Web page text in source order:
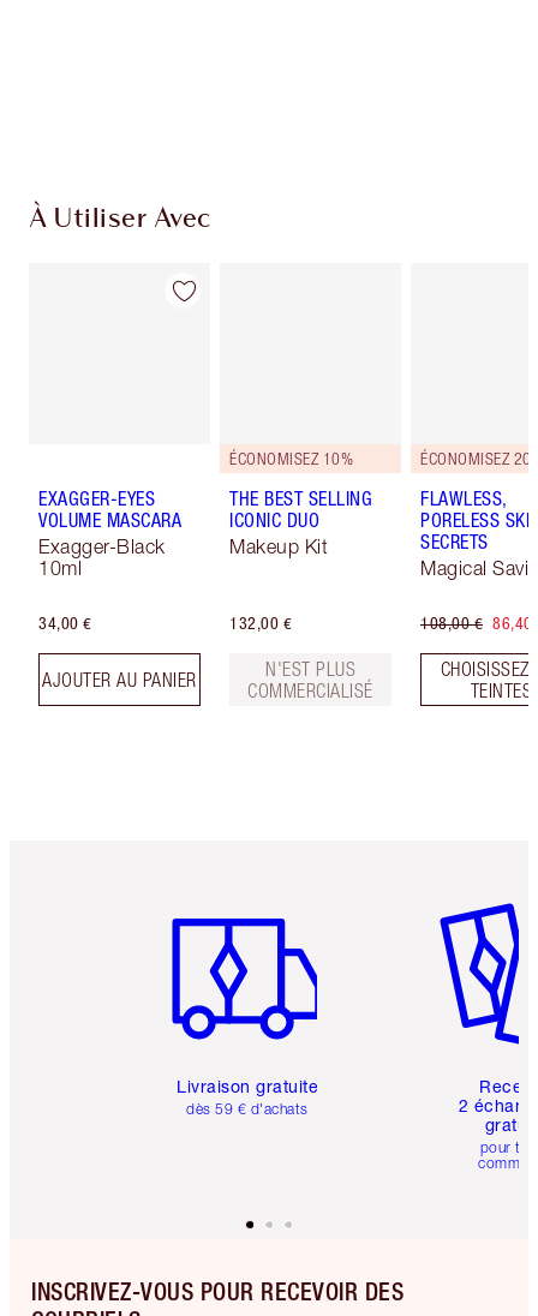
À Utiliser Avec
EXAGGER-EYES
VOLUME MASCARA
Exagger-Black
10ml
34,00 €
AJOUTER AU PANIER
ÉCONOMISEZ 10%
THE BEST SELLING
ICONIC DUO
Makeup Kit
132,00 €
N'EST PLUS
COMMERCIALISÉ
ÉCONOMISEZ 20
FLAWLESS,
PORELESS
SECRETS
Magical
108,00 € 86,40
CHOISISSEZ
TEINTES
Livraison gratuite
dès 59 € d'achats
2
pour
INSCRIVEZ-VOUS POUR RECEVOIR DES